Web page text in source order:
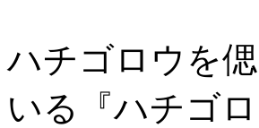
ハチゴロウを
いる『ハチゴ